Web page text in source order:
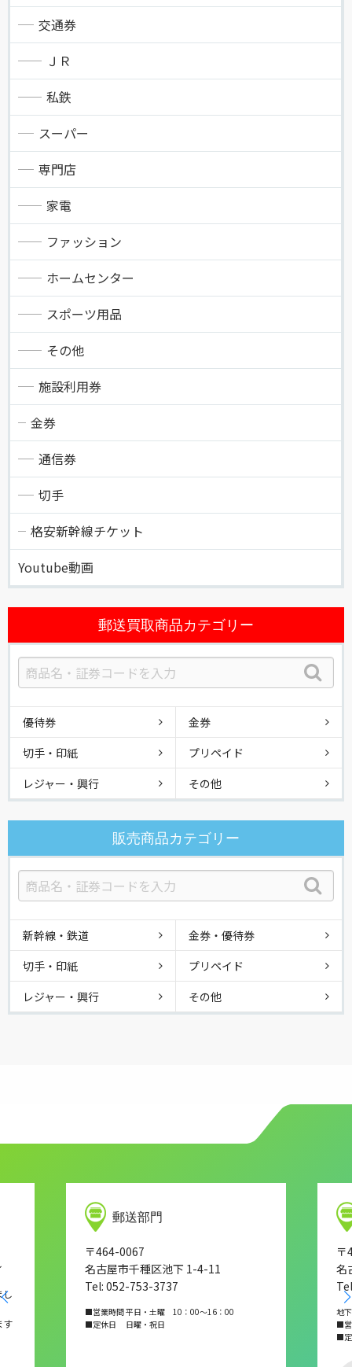
交通券
ＪＲ
私鉄
スーパー
専門店
家電
ファッション
ホームセンター
スポーツ用品
その他
施設利用券
金券
通信券
切手
格安新幹線チケット
Youtube動画
郵送買取商品カテゴリー
優待券
金券
切手・印紙
プリペイド
レジャー・興行
その他
販売商品カテゴリー
新幹線・鉄道
金券・優待券
切手・印紙
プリペイド
レジャー・興行
その他
し
す
郵送部門
〒464-0067
名古屋市千種区池下 1-4-11
Tel: 052-753-3737
■営業時間 平日・土曜 10：00～16：00
■定休日 日曜・祝日
〒
名
地
■営
■